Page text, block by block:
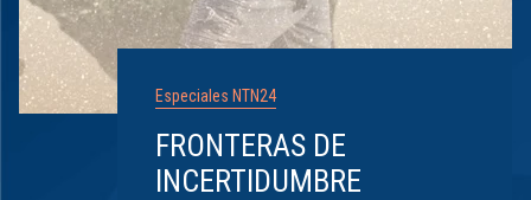
Especiales NTN24
FRONTERAS DE
INCERTIDUMBRE